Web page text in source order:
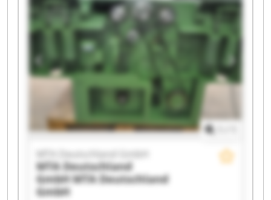
MTA Deutschland GmbH
MTA Deutschland
GmbHMTA Deutschland
GmbH